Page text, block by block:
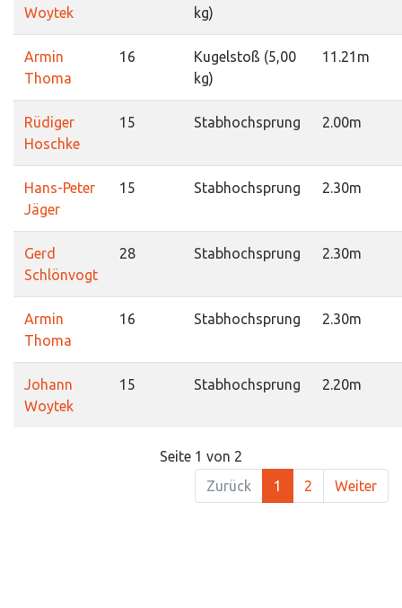
Woytek
kg)
Armin
Thoma
16
Kugelstoß (5,00
kg)
11.21m
Rüdiger
Hoschke
15 Stabhochsprung 2.00m
Hans-Peter
Jäger
15 Stabhochsprung 2.30m
Gerd
Schlönvogt
28 Stabhochsprung 2.30m
Armin
Thoma
16 Stabhochsprung 2.30m
Johann
Woytek
15 Stabhochsprung 2.20m
Seite 1 von 2
Zurück
1 2 Weiter